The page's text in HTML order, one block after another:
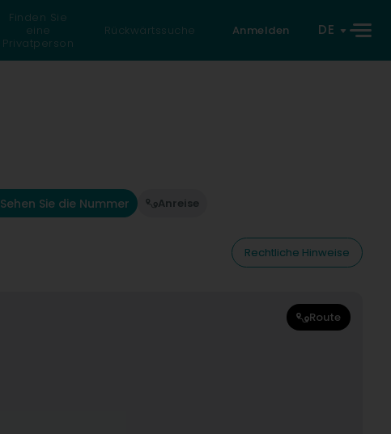
Finden Sie
eine
Privatperson
Rückwärtssuche Anmelden DE
Sehen Sie die Nummer Anreise
Rechtliche Hinweise
Route